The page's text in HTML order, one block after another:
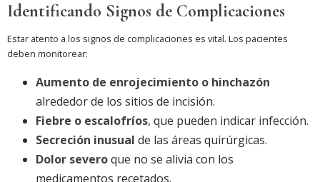
Identificando Signos de Complicaciones
Estar atento a los signos de complicaciones es vital. Los pacientes
deben monitorear:
Aumento de enrojecimiento o hinchazón
alrededor de los sitios de incisión.
Fiebre o escalofríos, que pueden indicar infección.
Secreción inusual de las áreas quirúrgicas.
Dolor severoque no se alivia con los
medicamentos recetados.